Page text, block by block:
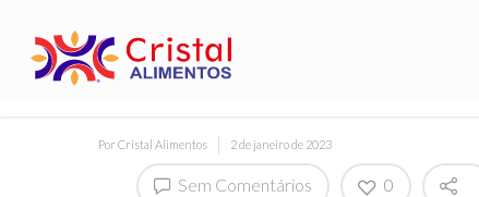
PorCristal Alimentos 2 de janeiro de 2023
Sem Comentários 0